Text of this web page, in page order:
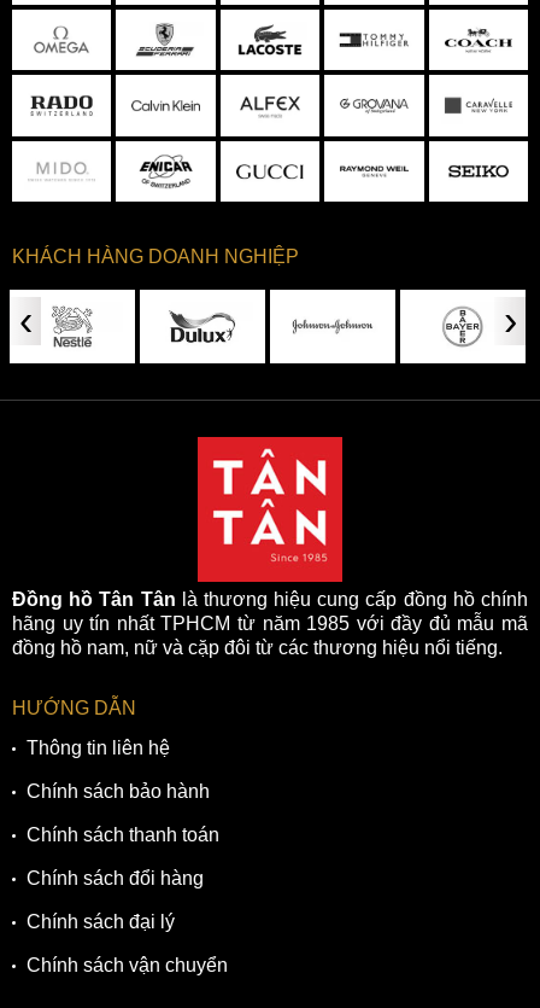
KHÁCH HÀNG DOANH NGHIỆP
‹ ›
Đồng hồ Tân Tân là thương hiệu cung cấp đồng hồ chính
hãng uy tín nhất TPHCM từ năm 1985 với đầy đủ mẫu mã
đồng hồ nam, nữ và cặp đôi từ các thương hiệu nổi tiếng.
HƯỚNG DẪN
Thông tin liên hệ
Chính sách bảo hành
Chính sách thanh toán
Chính sách đổi hàng
Chính sách đại lý
Chính sách vận chuyển